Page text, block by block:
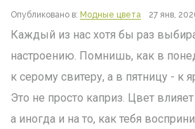
Опубликовано в: Модные цвета 27 янв,
Каждый из нас хотя бы раз
настроению. Помнишь, как в
к серому свитеру, а в пятницу - к
Это не просто каприз. Цвет
а иногда и на то, как тебя